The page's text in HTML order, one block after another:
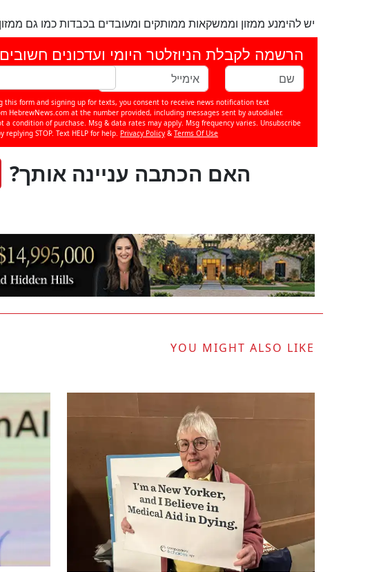
יש להימנע ממזון וממשקאות ממותקים ומעובדים בכבדות כמו גם
הרשמה לקבלת הניוזלטר היומי ועדכונים חשובים
this form and signing up for texts, you consent to receive news notification text
HebrewNews.com at the number provided, including messages sent by autodialer.
a condition of purchase. Msg & data rates may apply. Msg frequency varies. Unsubscribe
replying STOP. Text HELP for help. Privacy Policy & Terms Of Use
?האם הכתבה עניינה אותך
YOU MIGHT ALSO LIKE